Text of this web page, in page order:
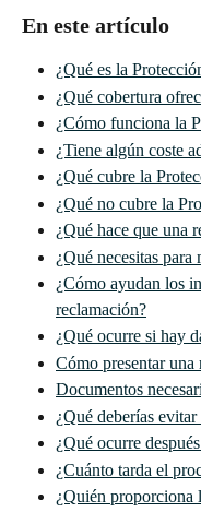
En este artículo
¿Qué es la
¿Qué cobertura
¿Cómo funciona la
¿Tiene algún coste
¿Qué cubre la
¿Qué no cubre la
¿Qué hace que una
¿Qué necesitas
¿Cómo ayudan los
reclamación?
¿Qué ocurre si hay
Cómo presentar una
Documentos
¿Qué deberías
¿Qué ocurre
¿Cuánto tarda el
¿Quién proporciona